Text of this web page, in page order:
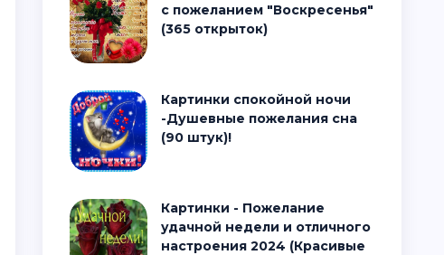
с пожеланием "Воскресенья"
(365 открыток)
Картинки спокойной ночи
-Душевные пожелания сна
(90 штук)!
Картинки - Пожелание
удачной недели и отличного
настроения 2024 (Красивые